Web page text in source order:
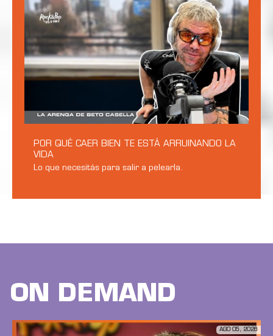
POR QUÉ CAER BIEN TE ESTÁ ARRUINANDO LA
VIDA
Lo que necesitás para salir a pelearla.
ON DEMAND
AGO 05, 2026